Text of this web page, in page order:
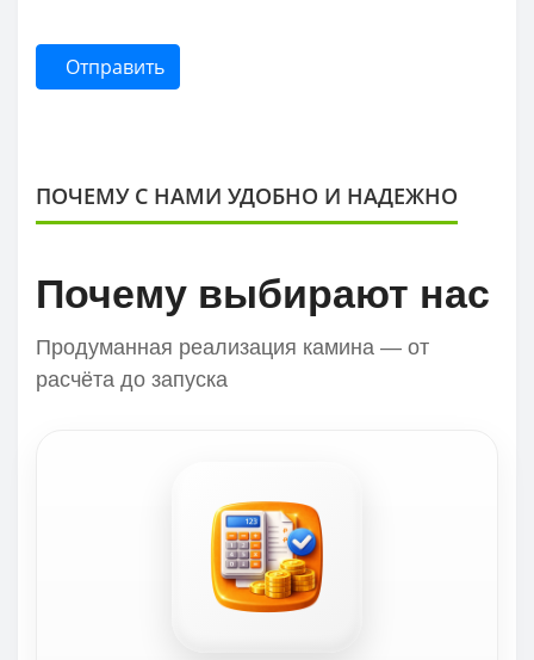
Отправить
ПОЧЕМУ С НАМИ УДОБНО И НАДЕЖНО
Почему выбирают нас
Продуманная реализация камина — от
расчёта до запуска